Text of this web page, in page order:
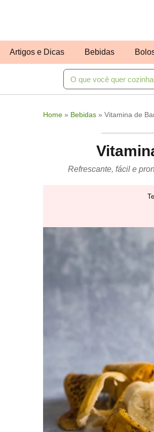
Artigos e Dicas Bebidas
Home » Bebidas » Vitamina de
Refrescante, fácil e